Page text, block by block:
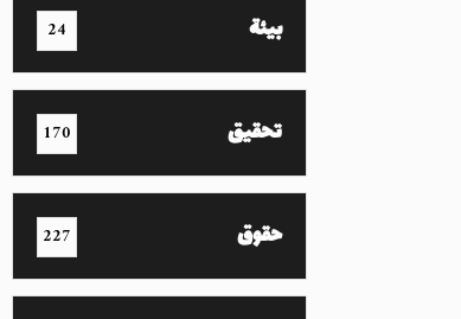
بيئة 24
تحقيق 170
حقوق 227